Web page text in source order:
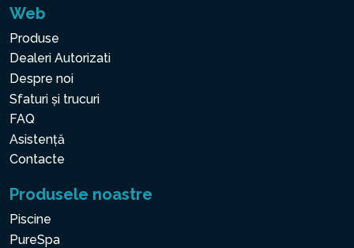
Web
Produse
Dealeri Autorizati
Despre noi
Sfaturi și trucuri
FAQ
Asistență
Contacte
Produsele noastre
Piscine
PureSpa